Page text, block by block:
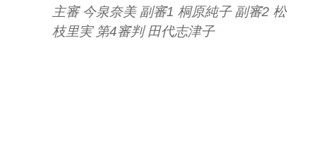
主審 今泉奈美 副審1 桐原純子 副審2 松
枝里実 第4審判 田代志津子